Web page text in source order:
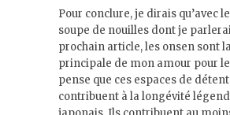
Pour conclure, je dirais qu’avec
soupe de nouilles dont je
prochain article, les onsen sont
principale de mon amour pour le
pense que ces espaces de
contribuent à la longévité